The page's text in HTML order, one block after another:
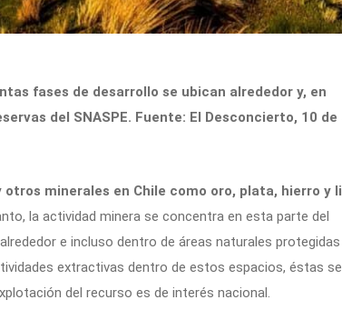
fases de desarrollo se ubican alrededor y, en
del SNASPE. Fuente: El Desconcierto, 10 de
minerales en Chile como oro, plata, hierro y
la actividad minera se concentra en esta parte del
e incluso dentro de áreas naturales protegidas
extractivas dentro de estos espacios, éstas se
del recurso es de interés nacional.